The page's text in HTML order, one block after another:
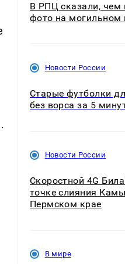
В РПЦ сказали, чем
фото на могильном
Новости России
Старые футболки
без ворса за 5
Новости России
Скоростной 4G
точке слияния
Пермском крае
В мире